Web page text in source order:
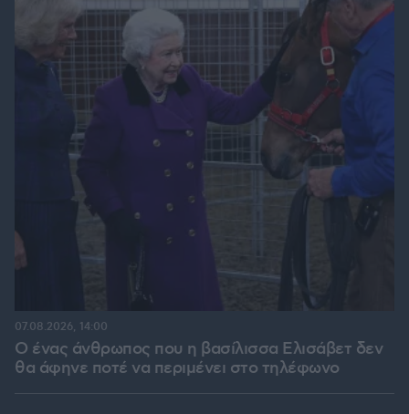
Ο ένας άνθρωπος που η βασίλισσα Ελισάβετ δεν
θα άφηνε ποτέ να περιμένει στο τηλέφωνο
07.08.2026, 14:00